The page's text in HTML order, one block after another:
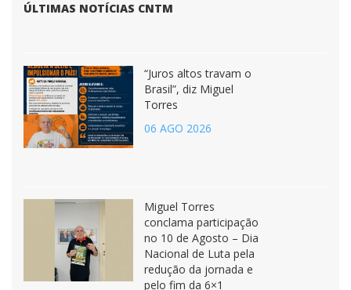
ÚLTIMAS NOTÍCIAS CNTM
“Juros altos travam o
Brasil”, diz Miguel
Torres
06 AGO 2026
Miguel Torres
conclama participação
no 10 de Agosto – Dia
Nacional de Luta pela
redução da jornada e
pelo fim da 6×1